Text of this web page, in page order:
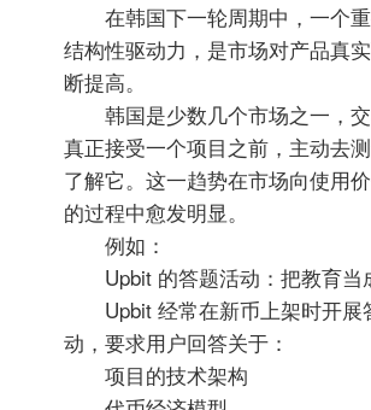
在韩国下一轮周期中，一个
结构性驱动力，是市场对产品真
断提高。
韩国是少数几个市场之一，
真正接受一个项目之前，主动去
了解它。这一趋势在市场向使用
的过程中愈发明显。
例如：
Upbit 的答题活动：把教育
Upbit 经常在新币上架时开展
动，要求用户回答关于：
项目的技术架构